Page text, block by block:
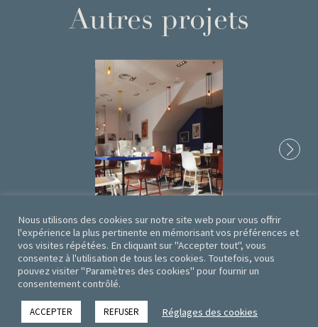
Autres projets
So Parisienne
Paris, France
Nous utilisons des cookies sur notre site web pour vous offrir
l'expérience la plus pertinente en mémorisant vos préférences et
vos visites répétées. En cliquant sur "Accepter tout", vous
consentez à l'utilisation de tous les cookies. Toutefois, vous
pouvez visiter "Paramètres des cookies" pour fournir un
consentement contrôlé.
ACCEPTER REFUSER Réglages des cookies